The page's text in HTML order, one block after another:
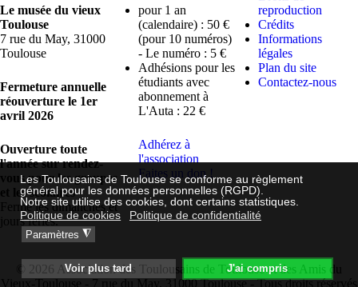
Les Toulousains de Toulouse se conforme au règlement
général pour les données personnelles (RGPD).
Notre site utilise des cookies, dont certains statistiques.
Politique de cookies
Politique de confidentialité
Paramètres ◮
Voir plus tard J'ai compris
Le musée du vieux
Toulouse
7 rue du May, 31000
Toulouse
Fermeture annuelle
réouverture le 1er
avril 2026
Ouverture toute
l'année sur rendez-
vous pour les groupes
et les scolaires
Fermé les dimanches et
jours fériés.
pour 1 an
(calendaire) : 50 €
(pour 10 numéros)
- Le numéro : 5 €
Adhésions pour les
étudiants avec
abonnement à
L'Auta : 22 €
Adhérez à
l'association
Faites un don !
reproduction
Crédits
Informations
légales
Plan du site
Contactez-nous
© 2026 Association des Toulousains de Toulouse et des Amis du
Vieux-Toulouse - 7 rue du May, 31000 Toulouse - Tous droits réservés